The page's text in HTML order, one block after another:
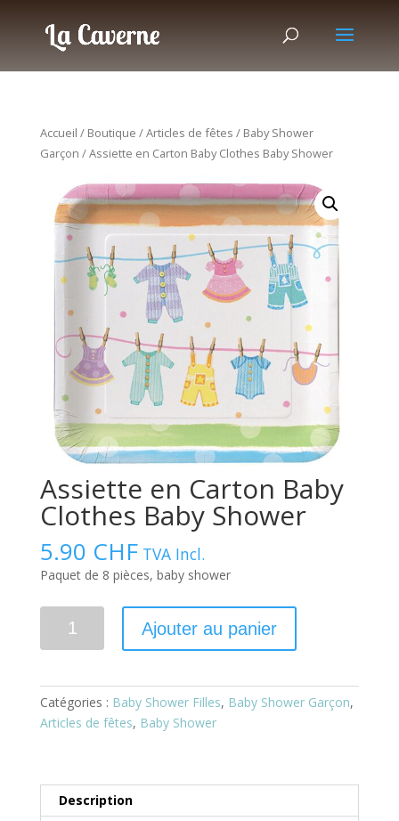
Accueil / Boutique /Articles de fêtes / Baby Shower
Garçon / Assiette en Carton Baby Clothes Baby Shower
Assiette en Carton Baby
Clothes Baby Shower
5.90 CHF TVA Incl.
Paquet de 8 pièces, baby shower
Ajouter au panier
Catégories : Baby Shower Filles, Baby Shower Garçon,
Articles de fêtes, Baby Shower
Description